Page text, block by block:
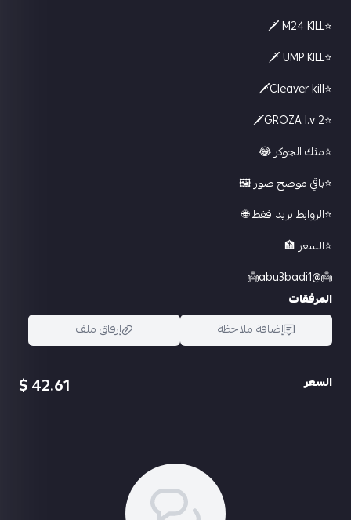
⭐️M24 KILL 🗡
⭐️UMP KILL 🗡
⭐️Cleaver kill🗡
⭐️GROZA l.v 2🗡
⭐️مثك الجوكر 😂
⭐️باقي موضح صور 🖼️
⭐️الروابط بريد فقط 🌐
⭐️السعر 🏦
👼@abu3badi1👼
المرفقات
إضافة ملاحظة
إرفاق ملف
السعر 42.61 $